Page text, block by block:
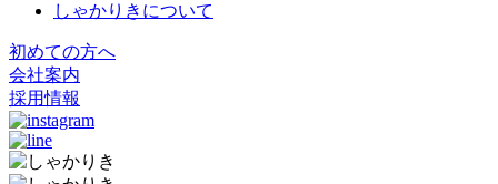
しゃかりきについて
初めての方へ
会社案内
採用情報